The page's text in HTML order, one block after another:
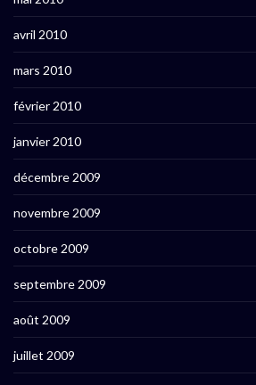
avril 2010
mars 2010
février 2010
janvier 2010
décembre 2009
novembre 2009
octobre 2009
septembre 2009
août 2009
juillet 2009